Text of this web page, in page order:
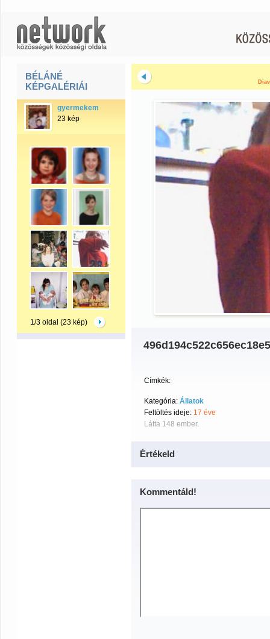
BÉLÁNÉ
KÉPGALÉRIÁI
gyermekem
23 kép
1/3 oldal (23 kép)
Címkék:
Kategória: Állatok
Feltöltés ideje: 17 éve
Látta 148 ember.
Értékeld
Kommentáld!